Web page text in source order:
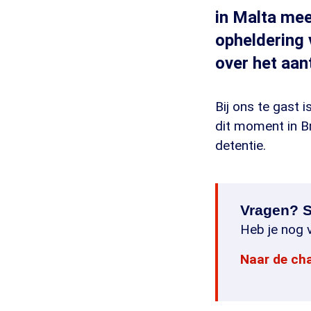
in Malta
opheldering
over het
Bij ons te gast
dit moment in
detentie.
Vragen?
Heb je nog
Naar de